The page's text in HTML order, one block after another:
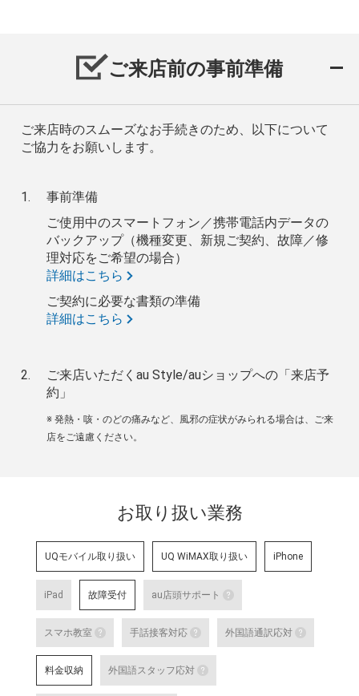
ご来店前の事前準備
ご来店時のスムーズなお手続きのため、以下について
ご協力をお願いします。
事前準備
ご使用中のスマートフォン／携帯電話内データの
バックアップ（機種変更、新規ご契約、故障／修
理対応をご希望の場合）
詳細はこちら
ご契約に必要な書類の準備
詳細はこちら
ご来店いただくau Style/auショップへの「来店予
約」
※ 発熱・咳・のどの痛みなど、風邪の症状がみられる場合は、ご来
店をご遠慮ください。
お取り扱い業務
UQモバイル取り扱い UQ WiMAX取り扱い iPhone
iPad 故障受付 au店頭サポート
au店頭サポート
au店頭サポート定額
スマホ教室
スマートフォン・タブレット教室 を開催して
手話接客対応
手話スタッフが在籍し、ケ
外国語通訳応対
料金収納 外国語スタッフ応対